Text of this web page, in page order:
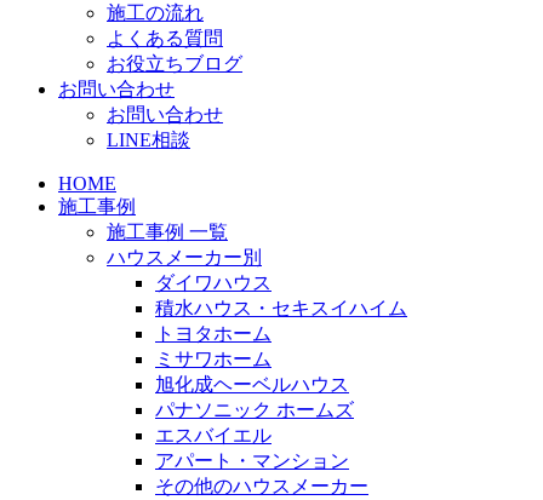
施工の流れ
よくある質問
お役立ちブログ
お問い合わせ
お問い合わせ
LINE相談
HOME
施工事例
施工事例 一覧
ハウスメーカー別
ダイワハウス
積水ハウス・セキスイハイム
トヨタホーム
ミサワホーム
旭化成ヘーベルハウス
パナソニック ホームズ
エスバイエル
アパート・マンション
その他のハウスメーカー